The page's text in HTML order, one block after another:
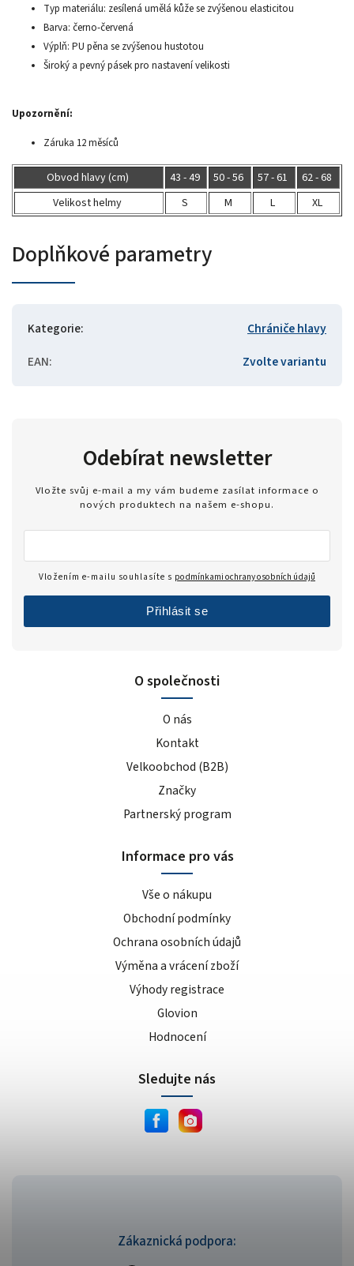
Typ materiálu: zesílená umělá kůže se zvýšenou elasticitou
Barva: černo-červená
Výplň: PU pěna se zvýšenou hustotou
Široký a pevný pásek pro nastavení velikosti
Upozornění:
Záruka 12 měsíců
Obvod hlavy (cm) 43 - 49 50 - 56 57 - 61
62 - 68
Velikost helmy
S M L XL
Doplňkové parametry
Kategorie:
Chrániče hlavy
EAN: Zvolte variantu
Zákaznická podpora:
O společnosti
O nás
Kontakt
Velkoobchod (B2B)
Značky
Partnerský program
Informace pro vás
Vše o nákupu
Obchodní podmínky
Ochrana osobních údajů
Výměna a vrácení zboží
Výhody registrace
Glovion
Hodnocení
Odebírat newsletter
Vložte svůj e-mail a my vám budeme zasílat informace o
nových produktech na našem e-shopu.
Vložením e-mailu souhlasíte s podmínkami ochrany osobních údajů
Přihlásit se
Sledujte nás